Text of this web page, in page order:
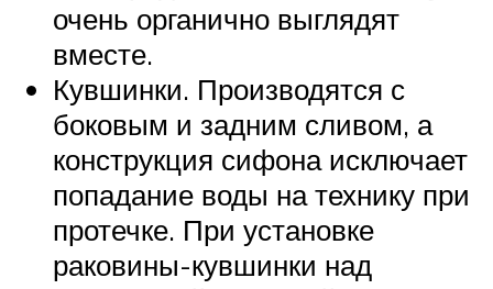
очень органично выглядят
вместе.
Кувшинки. Производятся с
боковым и задним сливом, а
конструкция сифона исключает
попадание воды на технику при
протечке. При установке
раковины-кувшинки над